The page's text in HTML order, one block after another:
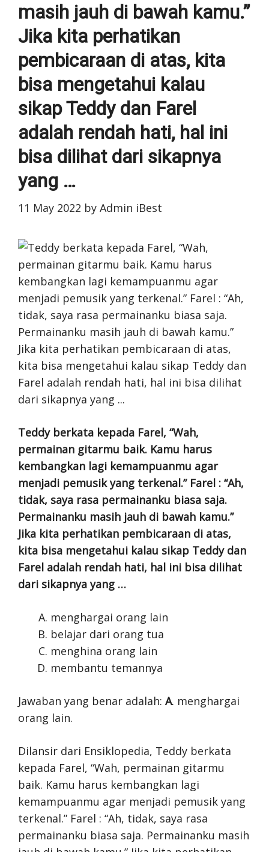
masih jauh di bawah kamu.”
Jika kita perhatikan
pembicaraan di atas, kita
bisa mengetahui kalau
sikap Teddy dan Farel
adalah rendah hati, hal ini
bisa dilihat dari sikapnya
yang …
11 May 2022 by Admin iBest
Teddy berkata kepada Farel, “Wah,
permainan gitarmu baik. Kamu harus
kembangkan lagi kemampuanmu agar
menjadi pemusik yang terkenal.” Farel : “Ah,
tidak, saya rasa permainanku biasa saja.
Permainanku masih jauh di bawah kamu.”
Jika kita perhatikan pembicaraan di atas,
kita bisa mengetahui kalau sikap Teddy dan
Farel adalah rendah hati, hal ini bisa dilihat
dari sikapnya yang …
menghargai orang lain
belajar dari orang tua
menghina orang lain
membantu temannya
Jawaban yang benar adalah: A. menghargai
orang lain.
Dilansir dari Ensiklopedia, Teddy berkata
kepada Farel, “Wah, permainan gitarmu
baik. Kamu harus kembangkan lagi
kemampuanmu agar menjadi pemusik yang
terkenal.” Farel : “Ah, tidak, saya rasa
permainanku biasa saja. Permainanku masih